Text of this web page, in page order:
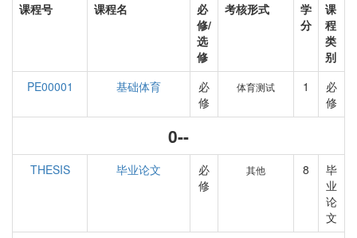
课程号 课程名
必
修/
选
修
考核形式
学
分
课
程
类
别
PE00001
基础体育
必
修
体育测试 1
必
修
0--
THESIS 毕业论文
必
修
其他 8
毕
业
论
文